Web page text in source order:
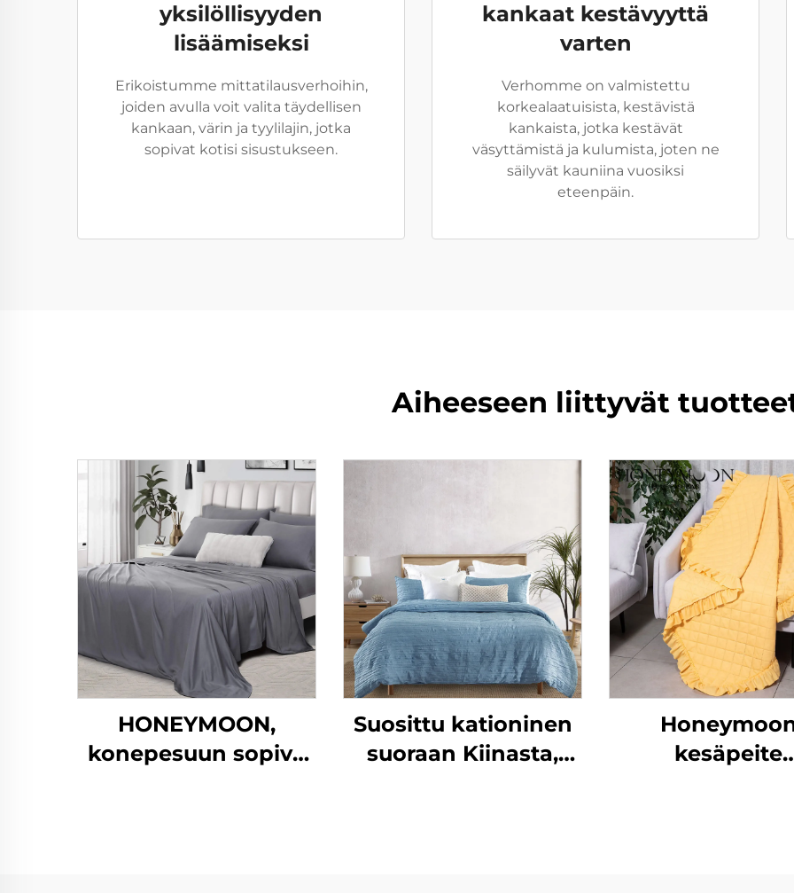
yksilöllisyyden
lisäämiseksi
Erikoistumme mittatilausverhoihin,
joiden avulla voit valita täydellisen
kankaan, värin ja tyylilajin, jotka
sopivat kotisi sisustukseen.
kankaat kestävyyttä
varten
Verhomme on valmistettu
korkealaatuisista, kestävistä
kankaista, jotka kestävät
väsyttämistä ja kulumista, joten ne
säilyvät kauniina vuosiksi
eteenpäin.
Aiheeseen liittyvät
HONEYMOON,
konepesuun sopiva
Suosittu kationinen
suoraan Kiinasta,
kesäpeite